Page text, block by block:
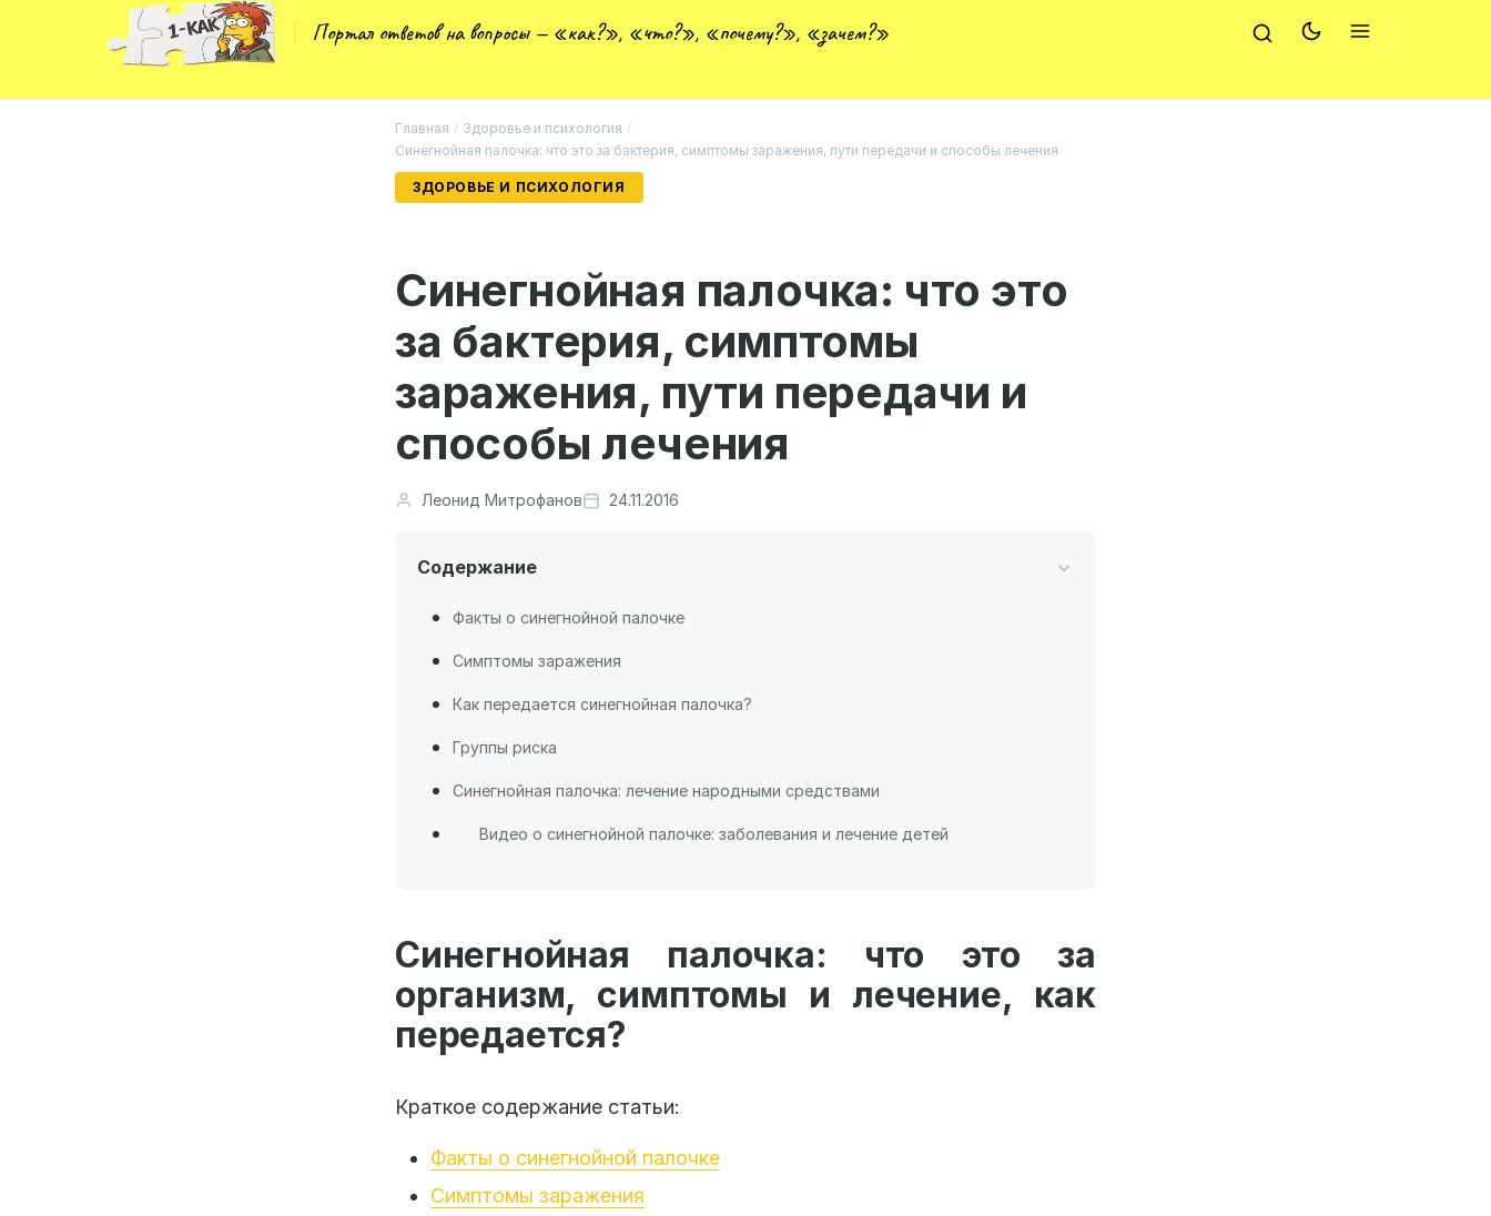
Портал ответов на вопросы — «как?», «что?», «почему?», «зачем?»
Главная / Здоровье и психология /
Синегнойная палочка: что это за бактерия, симптомы заражения, пути передачи и способы лечения
ЗДОРОВЬЕ И ПСИХОЛОГИЯ
Синегнойная палочка: что это
за бактерия, симптомы
заражения, пути передачи и
способы лечения
Леонид Митрофанов 24.11.2016
Содержание
Факты о синегнойной палочке
Симптомы заражения
Как передается синегнойная палочка?
Группы риска
Синегнойная палочка: лечение народными средствами
Видео о синегнойной палочке: заболевания и лечение детей
Синегнойная палочка: что это за
организм, симптомы и лечение, как
передается?
Краткое содержание статьи:
Факты о синегнойной палочке
Симптомы заражения